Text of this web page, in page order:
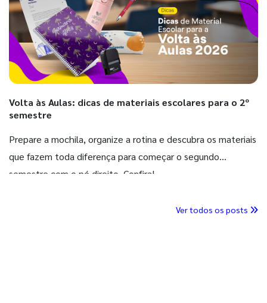
Volta às Aulas: dicas de materiais escolares para o 2º
semestre
Prepare a mochila, organize a rotina e descubra os materiais
que fazem toda diferença para começar o segundo
semestre com o pé direito. Confira!
Ver todos os posts